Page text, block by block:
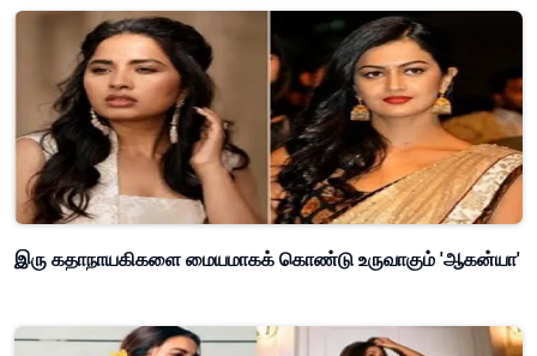
இரு கதாநாயகிகளை மையமாகக் கொண்டு உருவாகும் 'ஆகன்யா'